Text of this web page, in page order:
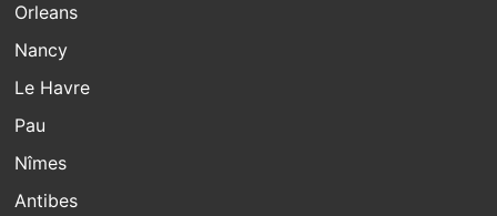
Orleans
Nancy
Le Havre
Pau
Nîmes
Antibes